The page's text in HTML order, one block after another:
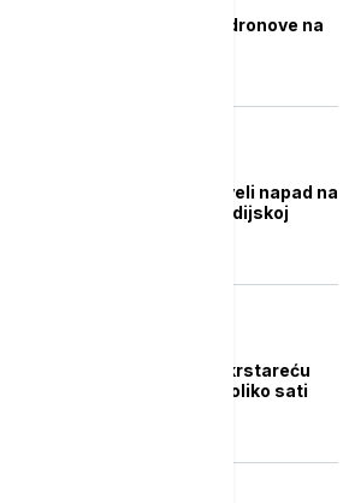
Huti lansirali rakete i dronove na
Huti potvrdili da su izveli napad na
aerodrom Abha u Saudijskoj
Huti ispalili još jednu krstareću
raketu ka Izraelu, nekoliko sati